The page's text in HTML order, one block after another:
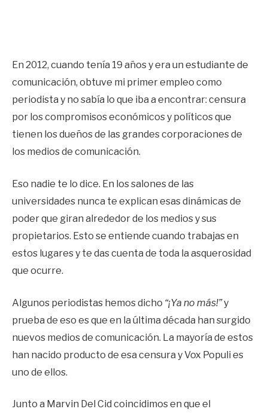
En 2012, cuando tenía 19 años y era un estudiante de
comunicación, obtuve mi primer empleo como
periodista y no sabía lo que iba a encontrar: censura
por los compromisos económicos y políticos que
tienen los dueños de las grandes corporaciones de
los medios de comunicación.
Eso nadie te lo dice. En los salones de las
universidades nunca te explican esas dinámicas de
poder que giran alrededor de los medios y sus
propietarios. Esto se entiende cuando trabajas en
estos lugares y te das cuenta de toda la asquerosidad
que ocurre.
Algunos periodistas hemos dicho “¡Ya no más!”y
prueba de eso es que en la última década han surgido
nuevos medios de comunicación. La mayoría de estos
han nacido producto de esa censura y Vox Populi es
uno de ellos.
Junto a Marvin Del Cid coincidimos en que el